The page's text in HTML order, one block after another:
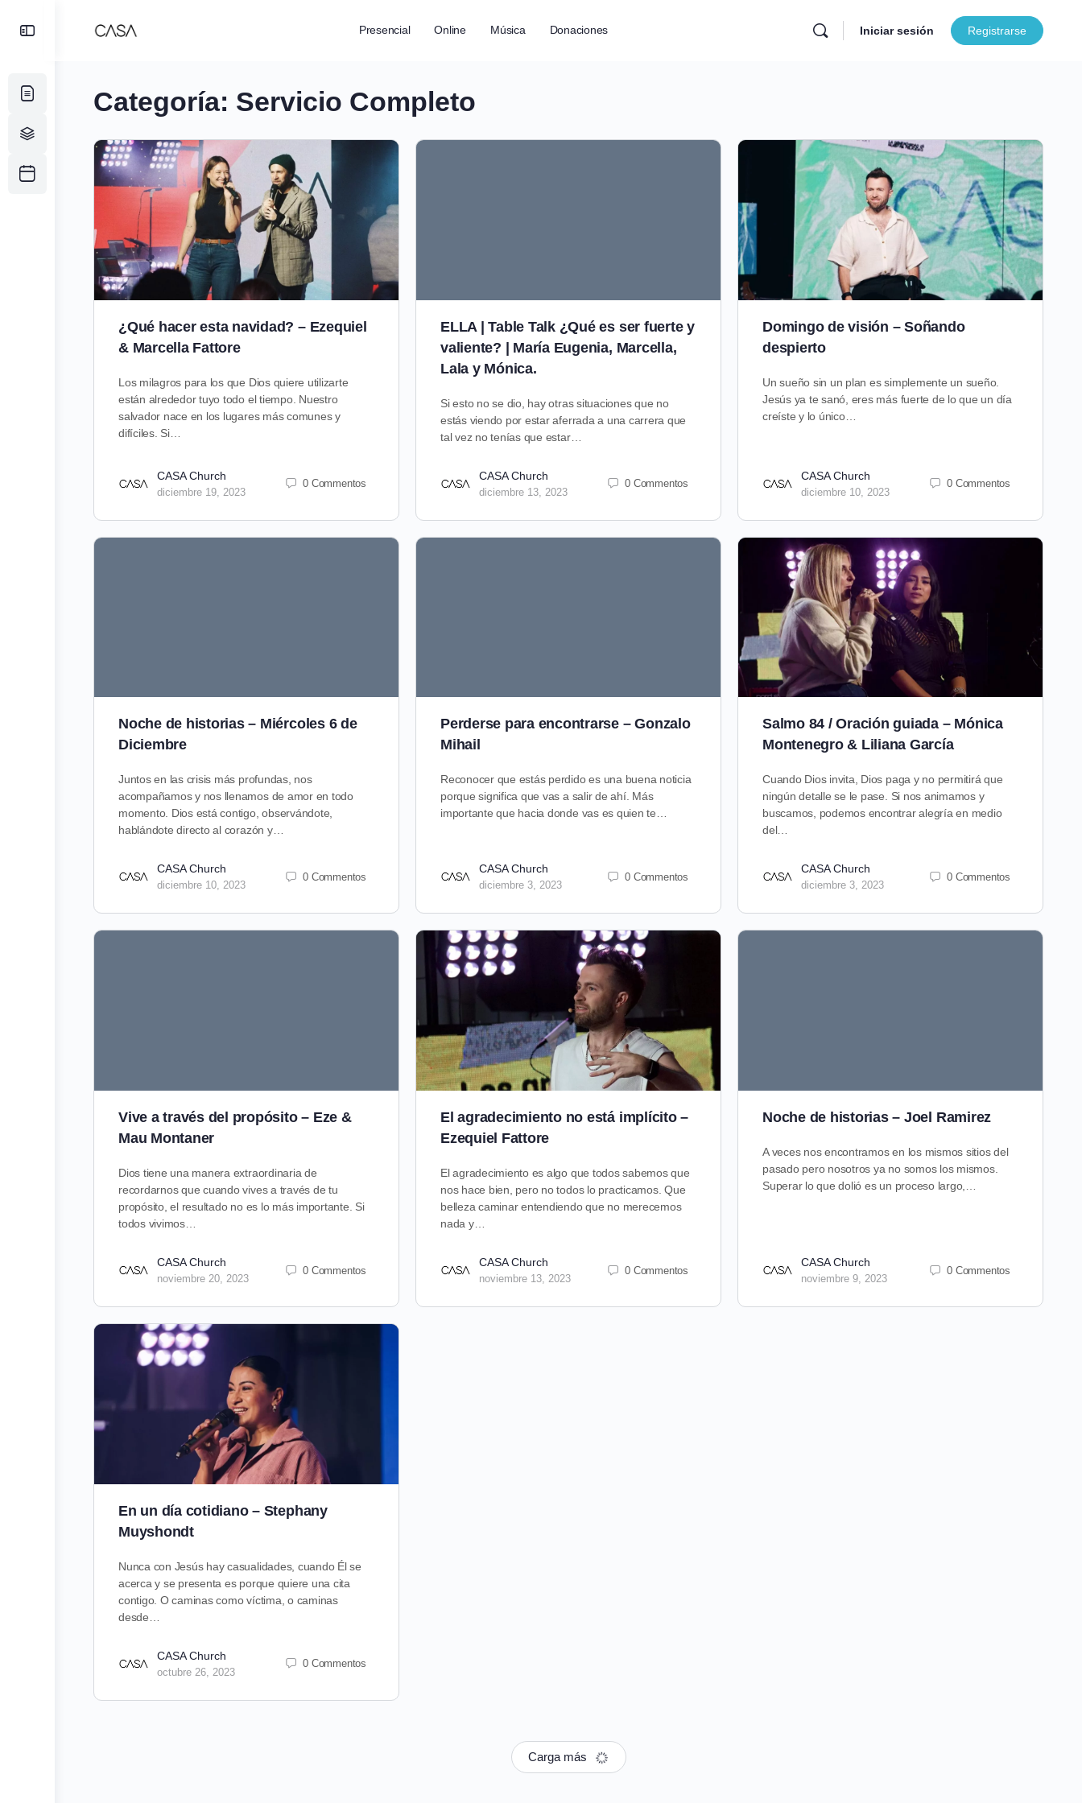
Presencial Online Música Donaciones Iniciar sesión Registrarse
Categoría: Servicio Completo
¿Qué hacer esta navidad? – Ezequiel
& Marcella Fattore
Los milagros para los que Dios quiere utilizarte
están alrededor tuyo todo el tiempo. Nuestro
salvador nace en los lugares más comunes y
difíciles. Si…
CASA Church
diciembre 19, 2023
0 Commentos
ELLA | Table Talk ¿Qué es ser fuerte y
valiente? | María Eugenia, Marcella,
Lala y Mónica.
Si esto no se dio, hay otras situaciones que no
estás viendo por estar aferrada a una carrera que
tal vez no tenías que estar…
CASA Church
diciembre 13, 2023
0 Commentos
Domingo de visión – Soñando
despierto
Un sueño sin un plan es simplemente un sueño.
Jesús ya te sanó, eres más fuerte de lo que un día
creíste y lo único…
CASA Church
diciembre 10, 2023
0 Commentos
Noche de historias – Miércoles 6 de
Diciembre
Juntos en las crisis más profundas, nos
acompañamos y nos llenamos de amor en todo
momento. Dios está contigo, observándote,
hablándote directo al corazón y…
CASA Church
diciembre 10, 2023
0 Commentos
Perderse para encontrarse – Gonzalo
Mihail
Reconocer que estás perdido es una buena noticia
porque significa que vas a salir de ahí. Más
importante que hacia donde vas es quien te…
CASA Church
diciembre 3, 2023
0 Commentos
Salmo 84 / Oración guiada – Mónica
Montenegro & Liliana García
Cuando Dios invita, Dios paga y no permitirá que
ningún detalle se le pase. Si nos animamos y
buscamos, podemos encontrar alegría en medio
del…
CASA Church
diciembre 3, 2023
0 Commentos
Vive a través del propósito – Eze &
Mau Montaner
Dios tiene una manera extraordinaria de
recordarnos que cuando vives a través de tu
propósito, el resultado no es lo más importante. Si
todos vivimos…
CASA Church
noviembre 20, 2023
0 Commentos
El agradecimiento no está implícito –
Ezequiel Fattore
El agradecimiento es algo que todos sabemos que
nos hace bien, pero no todos lo practicamos. Que
belleza caminar entendiendo que no merecemos
nada y…
CASA Church
noviembre 13, 2023
0 Commentos
Noche de historias – Joel Ramirez
A veces nos encontramos en los mismos sitios del
pasado pero nosotros ya no somos los mismos.
Superar lo que dolió es un proceso largo,…
CASA Church
noviembre 9, 2023
0 Commentos
En un día cotidiano – Stephany
Muyshondt
Nunca con Jesús hay casualidades, cuando Él se
acerca y se presenta es porque quiere una cita
contigo. O caminas como víctima, o caminas
desde…
CASA Church
octubre 26, 2023
0 Commentos
Carga más